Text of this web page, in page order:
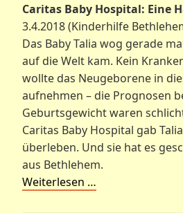
Caritas Baby Hospital: Eine
3.4.2018 (Kinderhilfe
Das Baby Talia wog gerade
auf die Welt kam. Kein
wollte das Neugeborene in
aufnehmen – die Prognosen
Geburtsgewicht waren
Caritas Baby Hospital gab
überleben. Und sie hat es
aus Bethlehem.
Weiterlesen …